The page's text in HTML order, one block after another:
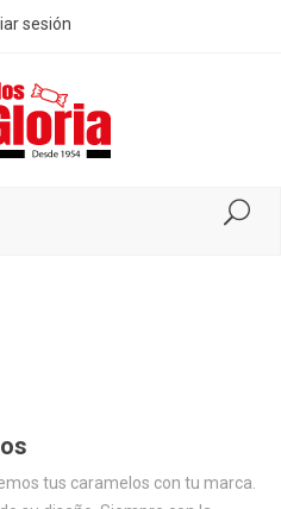
sesión
tus caramelos con tu marca.